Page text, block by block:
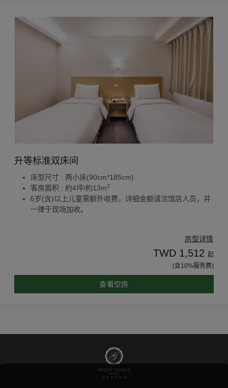
升等标准双床间
床型尺寸 : 两小床(90cm*185cm)
客房面积 : 約4坪/約13m2
6岁(含)以上儿童需额外收费，详细金额请洽馆店人员，并
一律于现场加收。
房型详情
TWD 1,512 起
(含10%服务费)
查看空房